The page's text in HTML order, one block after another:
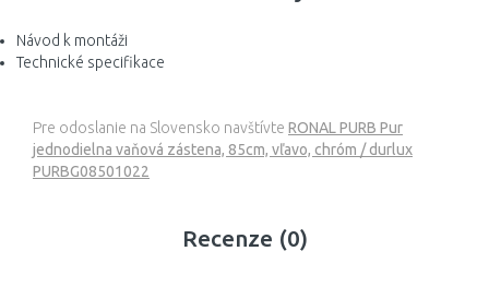
Návod k montáži
Technické specifikace
Pre odoslanie na Slovensko navštívte RONAL PURB Pur
jednodielna vaňová zástena, 85cm, vľavo, chróm / durlux
PURBG08501022
Recenze (0)